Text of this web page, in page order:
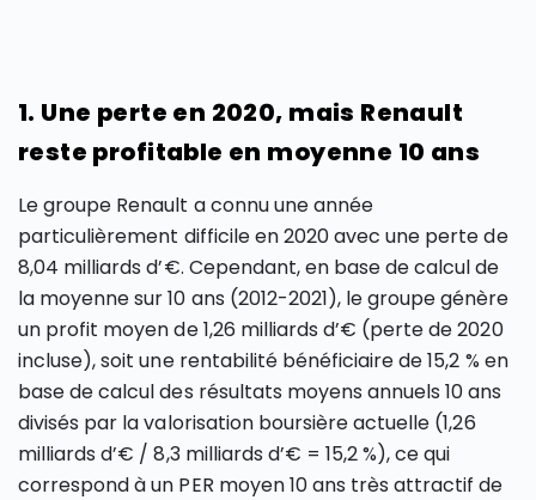
1. Une perte en 2020, mais Renault
reste profitable en moyenne 10 ans
Le groupe Renault a connu une année
particulièrement difficile en 2020 avec une perte de
8,04 milliards d’€. Cependant, en base de calcul de
la moyenne sur 10 ans (2012-2021), le groupe génère
un profit moyen de 1,26 milliards d’€ (perte de 2020
incluse), soit une rentabilité bénéficiaire de 15,2 % en
base de calcul des résultats moyens annuels 10 ans
divisés par la valorisation boursière actuelle (1,26
milliards d’€ / 8,3 milliards d’€ = 15,2 %), ce qui
correspond à un PER moyen 10 ans très attractif de